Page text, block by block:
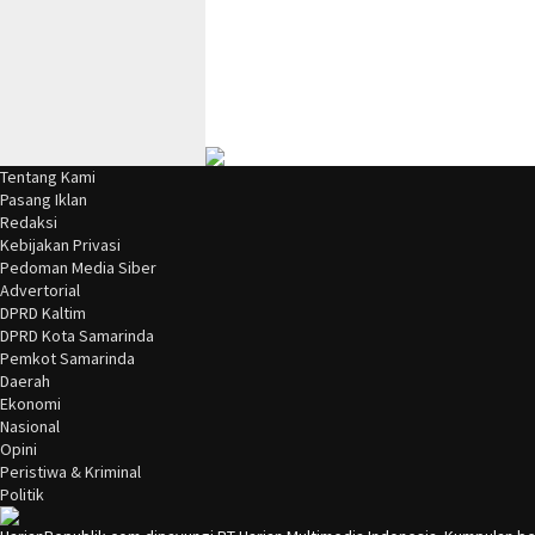
Tentang Kami
Pasang Iklan
Redaksi
Kebijakan Privasi
Pedoman Media Siber
Advertorial
DPRD Kaltim
DPRD Kota Samarinda
Pemkot Samarinda
Daerah
Ekonomi
Nasional
Opini
Peristiwa & Kriminal
Politik